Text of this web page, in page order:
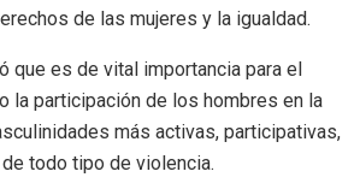
de las mujeres y la igualdad.
que es de vital importancia para el
la participación de los hombres en la
más activas, participativas,
todo tipo de violencia.